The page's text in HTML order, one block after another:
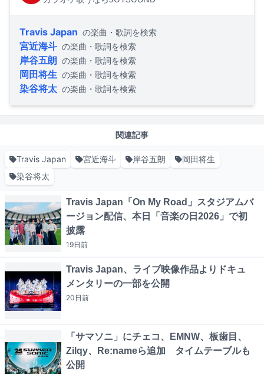
Travis Japan の楽曲・歌詞を検索
宮近海斗 の楽曲・歌詞を検索
岸谷五朗 の楽曲・歌詞を検索
岡田将生 の楽曲・歌詞を検索
染谷将太 の楽曲・歌詞を検索
関連記事
Travis Japan 宮近海斗 岸谷五朗
岡田将生
染谷将太
Travis Japan「On My Road」スタジアムバ
ージョン配信、本日「音楽の日2026」で初
披露
19日前
Travis Japan、ライブ映像作品よりドキュ
メンタリーの一部を公開
20日前
「サマソニ」にチェコ、EMNW、板歯目、
Zilqy、Re:nameら追加 タイムテーブルも
公開